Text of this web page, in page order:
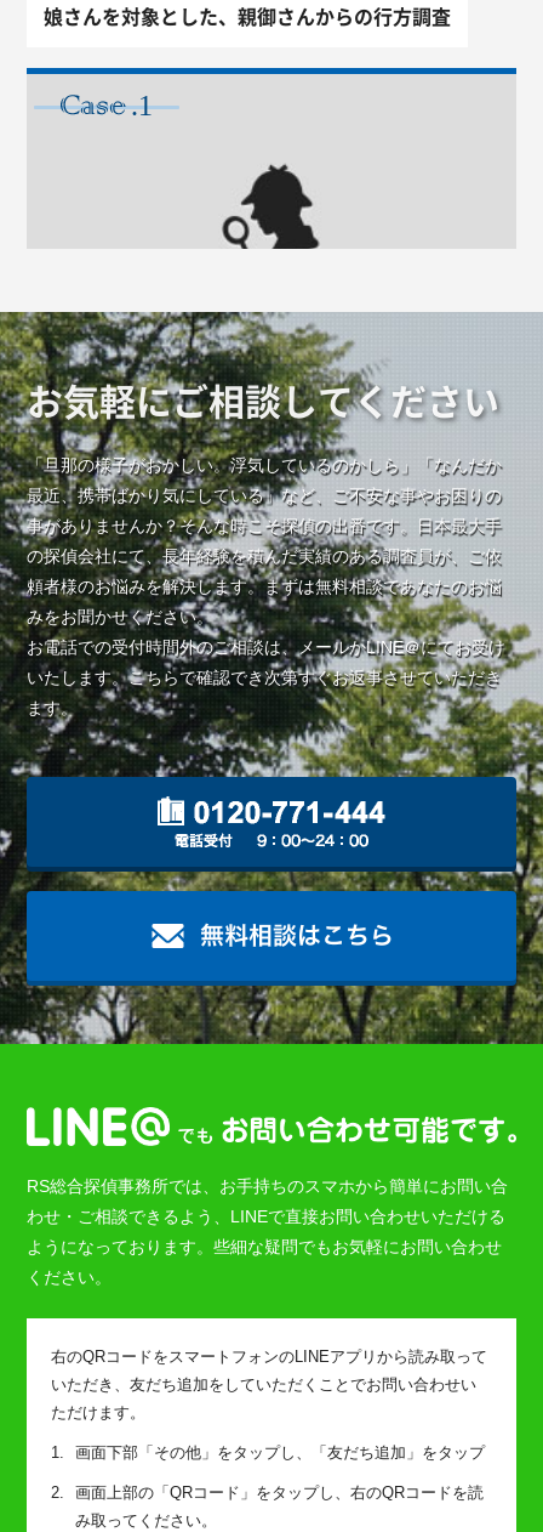
娘さんを対象とした、親御さんからの行方調査
CASE
.1
浮気・不倫調査
息子さんの奥さんを対象とした親御さんからの浮気
調査依頼
お気軽にご相談してください
「旦那の様子がおかしい。浮気しているのかしら」「なんだか
最近、携帯ばかり気にしている」など、ご不安な事やお困りの
事がありませんか？そんな時こそ探偵の出番です。日本最大手
の探偵会社にて、長年経験を積んだ実績のある調査員が、ご依
頼者様のお悩みを解決します。まずは無料相談であなたのお悩
みをお聞かせください。
お電話での受付時間外のご相談は、メールかLINE＠にてお受け
いたします。こちらで確認でき次第すぐお返事させていただき
ます。
RS総合探偵事務所では、お手持ちのスマホから簡単にお問い合
わせ・ご相談できるよう、LINEで直接お問い合わせいただける
ようになっております。些細な疑問でもお気軽にお問い合わせ
ください。
右のQRコードをスマートフォンのLINEアプリから読み取って
いただき、友だち追加をしていただくことでお問い合わせい
ただけます。
画面下部「その他」をタップし、「友だち追加」をタップ
画面上部の「QRコード」をタップし、右のQRコードを読
み取ってください。